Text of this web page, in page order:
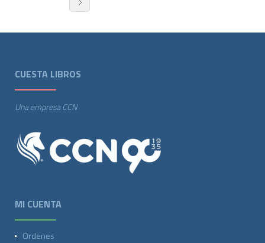
CUESTA LIBROS
Una empresa CCN
MI CUENTA
Ordenes